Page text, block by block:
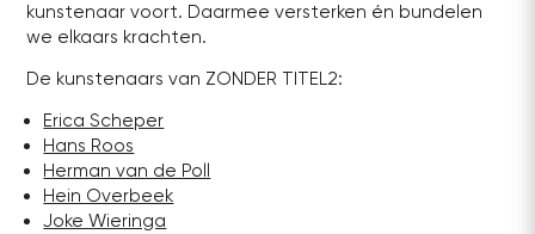
kunstenaar voort. Daarmee versterken én bundelen
we elkaars krachten.
De kunstenaars van ZONDER TITEL2:
Erica Scheper
Hans Roos
Herman van de Poll
Hein Overbeek
Joke Wieringa